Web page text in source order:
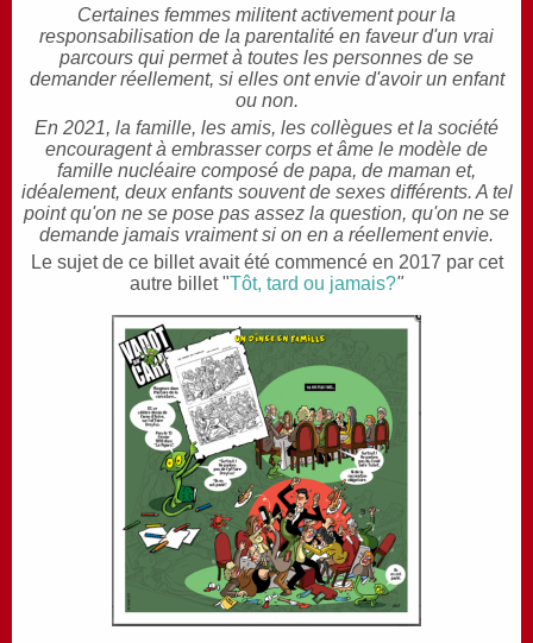
Certaines femmes militent activement pour la
responsabilisation de la parentalité en faveur d'un vrai
parcours qui permet à toutes les personnes de se
demander réellement, si elles ont envie d'avoir un enfant
ou non.
En 2021, la famille, les amis, les collègues et la société
encouragent à embrasser corps et âme le modèle de
famille nucléaire composé de papa, de maman et,
idéalement, deux enfants souvent de sexes différents. A tel
point qu'on ne se pose pas assez la question, qu'on ne se
demande jamais vraiment si on en a réellement envie.
Le sujet de ce billet avait été commencé en 2017 par cet
autre billet "Tôt, tard ou jamais?"